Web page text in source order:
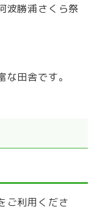
波勝浦さくら祭
田舎です。
ご利用くださ